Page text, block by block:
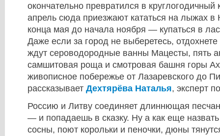
окончательно превратился в круглогодичный
апрель сюда приезжают кататься на лыжах в
конца мая до начала ноября — купаться в
Даже если за город не выберетесь,
ждут сероводородные ванны Мацесты, пять
самшитовая роща и смотровая башня горы
живописное побережье от Лазаревского до
рассказывает Дехтярёва Наталья, эксперт
Россию и Литву соединяет длиннющая
— и попадаешь в сказку. Ну а как еще
сосны, поют корольки и пеночки, дюны